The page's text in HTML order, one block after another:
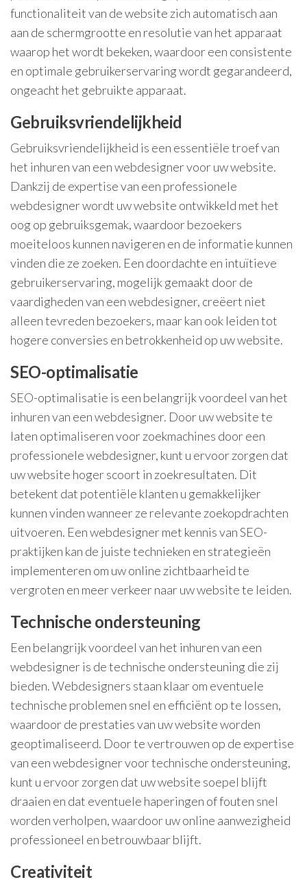
functionaliteit van de website zich automatisch aan
aan de schermgrootte en resolutie van het apparaat
waarop het wordt bekeken, waardoor een consistente
en optimale gebruikerservaring wordt gegarandeerd,
ongeacht het gebruikte apparaat.
Gebruiksvriendelijkheid
Gebruiksvriendelijkheid is een essentiële troef van
het inhuren van een webdesigner voor uw website.
Dankzij de expertise van een professionele
webdesigner wordt uw website ontwikkeld met het
oog op gebruiksgemak, waardoor bezoekers
moeiteloos kunnen navigeren en de informatie kunnen
vinden die ze zoeken. Een doordachte en intuïtieve
gebruikerservaring, mogelijk gemaakt door de
vaardigheden van een webdesigner, creëert niet
alleen tevreden bezoekers, maar kan ook leiden tot
hogere conversies en betrokkenheid op uw website.
SEO-optimalisatie
SEO-optimalisatie is een belangrijk voordeel van het
inhuren van een webdesigner. Door uw website te
laten optimaliseren voor zoekmachines door een
professionele webdesigner, kunt u ervoor zorgen dat
uw website hoger scoort in zoekresultaten. Dit
betekent dat potentiële klanten u gemakkelijker
kunnen vinden wanneer ze relevante zoekopdrachten
uitvoeren. Een webdesigner met kennis van SEO-
praktijken kan de juiste technieken en strategieën
implementeren om uw online zichtbaarheid te
vergroten en meer verkeer naar uw website te leiden.
Technische ondersteuning
Een belangrijk voordeel van het inhuren van een
webdesigner is de technische ondersteuning die zij
bieden. Webdesigners staan klaar om eventuele
technische problemen snel en efficiënt op te lossen,
waardoor de prestaties van uw website worden
geoptimaliseerd. Door te vertrouwen op de expertise
van een webdesigner voor technische ondersteuning,
kunt u ervoor zorgen dat uw website soepel blijft
draaien en dat eventuele haperingen of fouten snel
worden verholpen, waardoor uw online aanwezigheid
professioneel en betrouwbaar blijft.
Creativiteit